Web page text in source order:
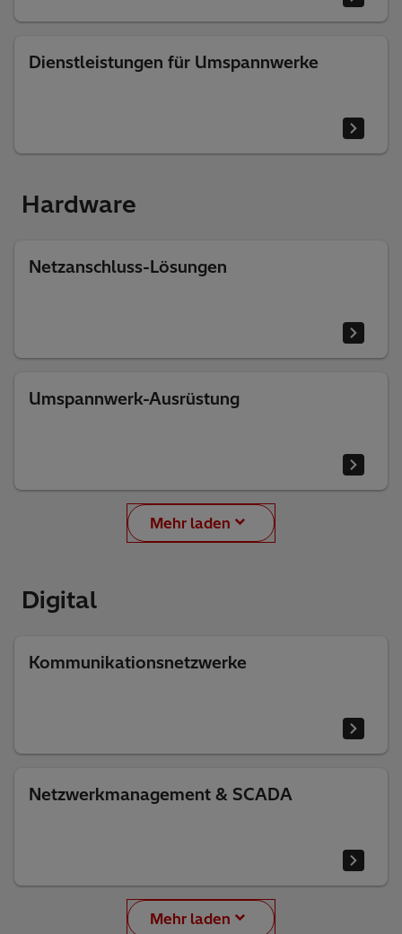
Dienstleistungen für Umspannwerke
Hardware
Netzanschluss-Lösungen
Umspannwerk-Ausrüstung
Mehr laden
Digital
Kommunikationsnetzwerke
Netzwerkmanagement & SCADA
Mehr laden